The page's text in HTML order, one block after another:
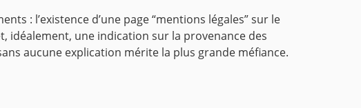
: l’existence d’une page “mentions légales” sur le
idéalement, une indication sur la provenance des
aucune explication mérite la plus grande méfiance.